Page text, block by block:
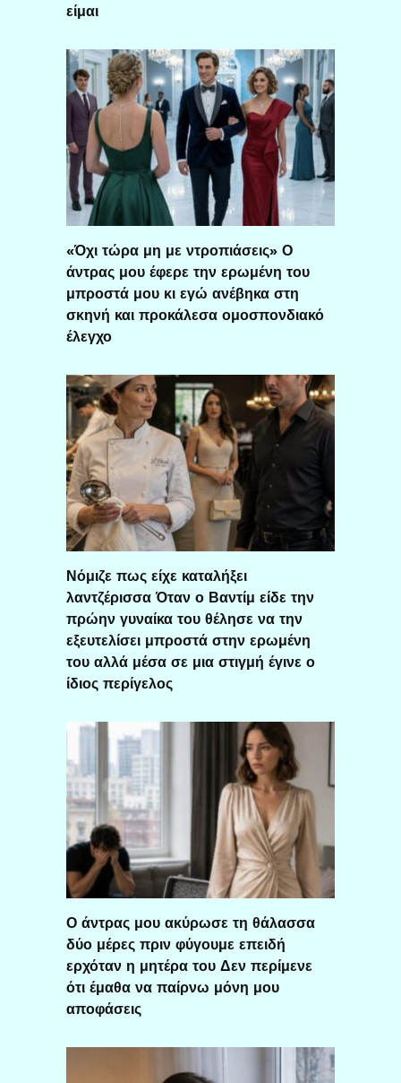
είμαι
«Όχι τώρα μη με ντροπιάσεις» Ο
άντρας μου έφερε την ερωμένη του
μπροστά μου κι εγώ ανέβηκα στη
σκηνή και προκάλεσα ομοσπονδιακό
έλεγχο
Νόμιζε πως είχε καταλήξει
λαντζέρισσα Όταν ο Βαντίμ είδε την
πρώην γυναίκα του θέλησε να την
εξευτελίσει μπροστά στην ερωμένη
του αλλά μέσα σε μια στιγμή έγινε ο
ίδιος περίγελος
Ο άντρας μου ακύρωσε τη θάλασσα
δύο μέρες πριν φύγουμε επειδή
ερχόταν η μητέρα του Δεν περίμενε
ότι έμαθα να παίρνω μόνη μου
αποφάσεις